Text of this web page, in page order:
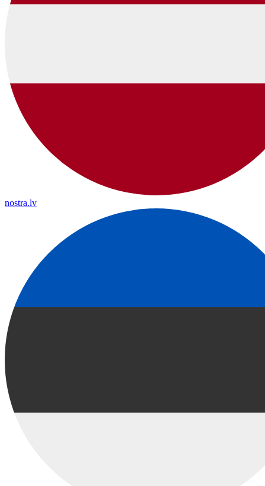
nostra.lv